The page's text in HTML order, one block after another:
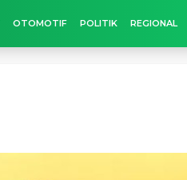
OTOMOTIF POLITIK REGIONAL